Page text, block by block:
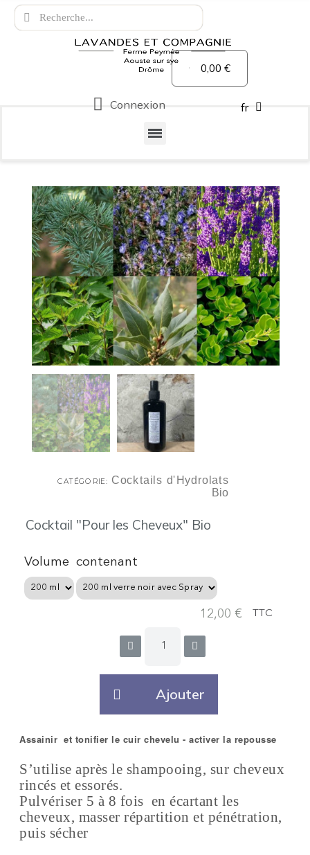
Connexion
0,00 €
fr
CATÉGORIE Cocktails d'Hydrolats
Bio
Cocktail "Pour les Cheveux" Bio
Volume contenant
12,00 € TTC
Ajouter
Assainir et tonifier le cuir chevelu - activer la repousse
S’utilise après le shampooing, sur cheveux
rincés et essorés.
Pulvériser 5 à 8 fois en écartant les
cheveux, masser répartition et pénétration,
puis sécher